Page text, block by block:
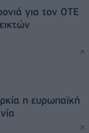
για τον ΟΤΕ
η ευρωπαϊκή